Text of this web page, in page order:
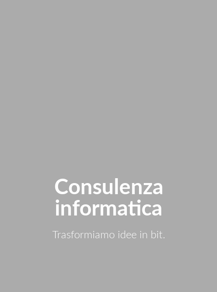
Consulenza
informatica
Trasformiamo idee in bit.